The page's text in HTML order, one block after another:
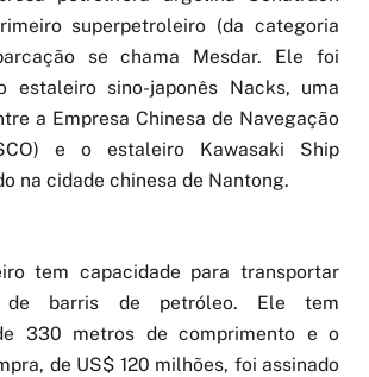
superpetroleiro (da categoria
se chama Mesdar. Ele foi
estaleiro sino-japonês Nacks, uma
a Empresa Chinesa de Navegação
e o estaleiro Kawasaki Ship
na cidade chinesa de Nantong.
tem capacidade para transportar
de barris de petróleo. Ele tem
330 metros de comprimento e o
de US$ 120 milhões, foi assinado